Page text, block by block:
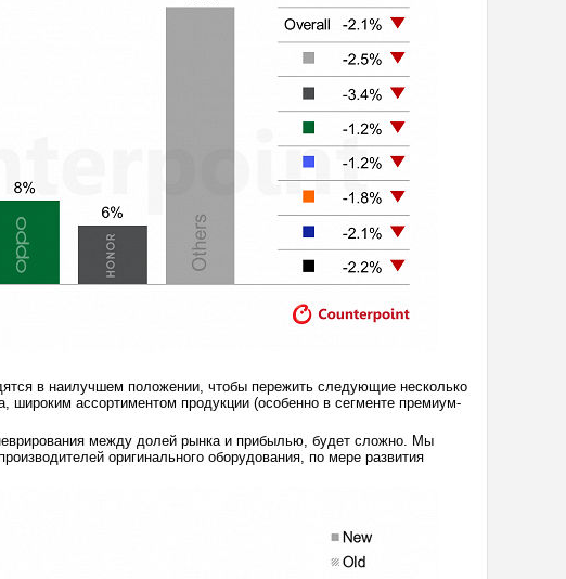
в наилучшем положении, чтобы пережить следующие несколько
широким ассортиментом продукции (особенно в сегменте премиум-
между долей рынка и прибылью, будет сложно. Мы
оригинального оборудования, по мере развития